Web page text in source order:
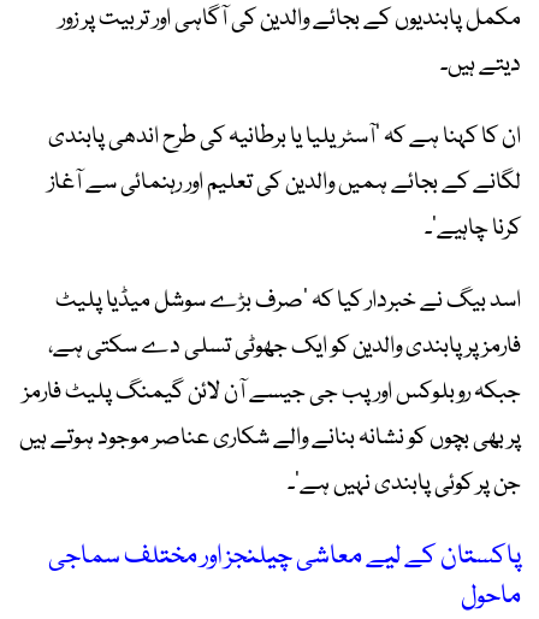
مکمل پابندیوں کے بجائے والدین کی آگاہی اور تربیت پر زور
دیتے ہیں۔
ان کا کہنا ہے کہ ’آسٹریلیا یا برطانیہ کی طرح اندھی پابندی
لگانے کے بجائے ہمیں والدین کی تعلیم اور رہنمائی سے آغاز
کرنا چاہیے‘۔
اسد بیگ نے خبردار کیا کہ ’صرف بڑے سوشل میڈیا پلیٹ
فارمز پر پابندی والدین کو ایک جھوٹی تسلی دے سکتی ہے،
جبکہ روبلوکس اور پب جی جیسے آن لائن گیمنگ پلیٹ فارمز
پر بھی بچوں کو نشانہ بنانے والے شکاری عناصر موجود ہوتے ہیں
جن پر کوئی پابندی نہیں ہے‘۔
پاکستان کے لیے معاشی چیلنجز اور مختلف سماجی
ماحول